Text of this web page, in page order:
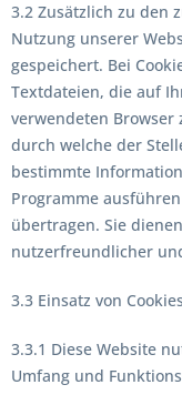
3.2 Zusätzlich zu den
Nutzung unserer
gespeichert. Bei
Textdateien, die auf
verwendeten
durch welche der
bestimmte
Programme
übertragen. Sie
nutzerfreundlicher
3.3 Einsatz von
3.3.1 Diese Website
Umfang und